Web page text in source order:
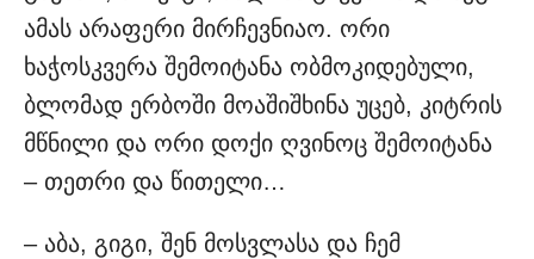
ამას არაფერი მირჩევნიაო. ორი
ხაჭოსკვერა შემოიტანა ობმოკიდებული,
ბლომად ერბოში მოაშიშხინა უცებ, კიტრის
მწნილი და ორი დოქი ღვინოც შემოიტანა
– თეთრი და წითელი…
– აბა, გიგი, შენ მოსვლასა და ჩემ